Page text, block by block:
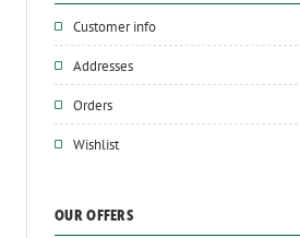
Customer info
Addresses
Orders
Wishlist
OUR OFFERS